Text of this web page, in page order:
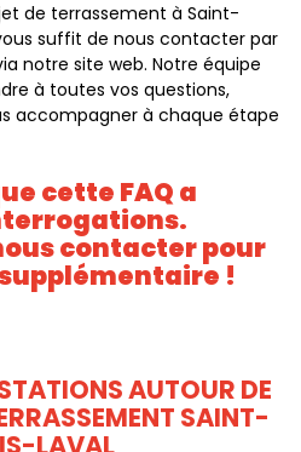
de terrassement à Saint-
suffit de nous contacter par
notre site web. Notre équipe
à toutes vos questions,
accompagner à chaque étape
cette FAQ a
contacter pour
!
AUTOUR DE
SAINT-